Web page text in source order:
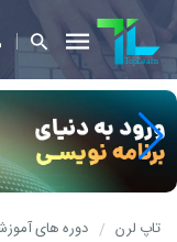
تاپ لرن دوره های